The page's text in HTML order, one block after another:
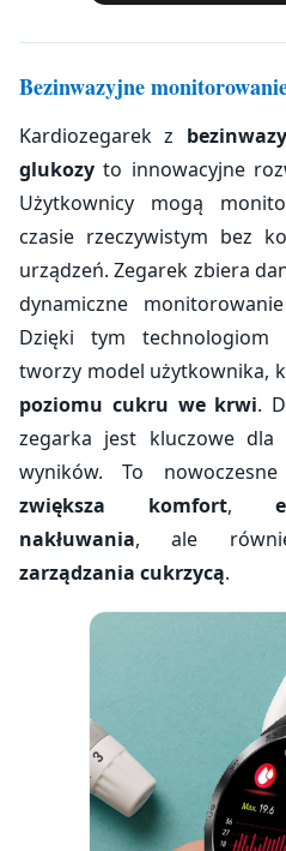
Bezinwazyjne
Kardiozegarek z
glukozy to innowacyjne
Użytkownicy mogą
czasie rzeczywistym bez
urządzeń. Zegarek zbiera
dynamiczne
Dzięki tym technologiom
tworzy model użytkownika,
poziomu cukru we krwi.
zegarka jest kluczowe dla
wyników. To
zwiększa komfort,
nakłuwania, ale
zarządzania cukrzycą.